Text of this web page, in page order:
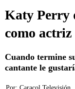
Katy Perry
como actriz
Cuando termine
cantante le